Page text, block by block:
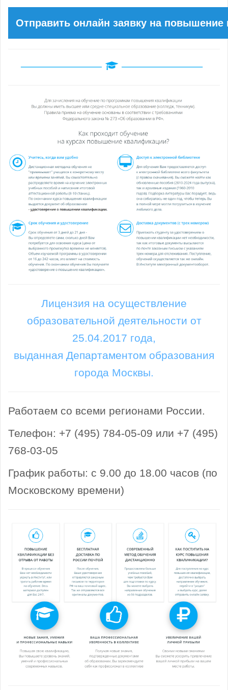
Лицензия на осуществление
образовательной деятельности от
25.04.2017 года,
выданная Департаментом образования
города Москвы.
Работаем со всеми регионами России.
Телефон: +7 (495) 784-05-09 или +7 (495)
768-03-05
График работы: с 9.00 до 18.00 часов (по
Московскому времени)